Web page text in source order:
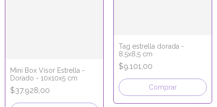
Mini Box Visor Estrella -
Dorado - 10x10x5 cm
$37.928,00
Tag estrella dorada -
8,5x8,5 cm
$9.101,00
Comprar